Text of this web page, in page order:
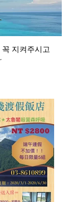
지켜주시고